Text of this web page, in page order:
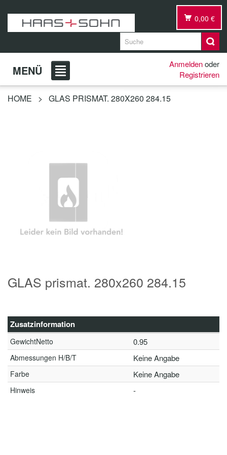
0,00 €
MENÜ Anmeldenoder
Registrieren
HOME > GLAS PRISMAT. 280X260 284.15
GLAS prismat. 280x260 284.15
Zusatzinformation
GewichtNetto 0.95
Abmessungen H/B/T Keine Angabe
Farbe Keine Angabe
Hinweis -